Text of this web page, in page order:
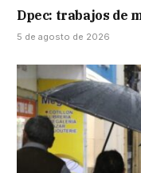
Dpec: trabajos de
5 de agosto de 2026